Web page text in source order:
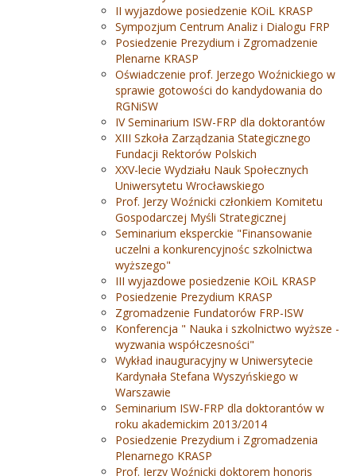
II wyjazdowe posiedzenie KOiL KRASP
Sympozjum Centrum Analiz i Dialogu FRP
Posiedzenie Prezydium i Zgromadzenie
Plenarne KRASP
Oświadczenie prof. Jerzego Woźnickiego w
sprawie gotowości do kandydowania do
RGNiSW
IV Seminarium ISW-FRP dla doktorantów
XIII Szkoła Zarządzania Stategicznego
Fundacji Rektorów Polskich
XXV-lecie Wydziału Nauk Społecznych
Uniwersytetu Wrocławskiego
Prof. Jerzy Woźnicki członkiem Komitetu
Gospodarczej Myśli Strategicznej
Seminarium eksperckie "Finansowanie
uczelni a konkurencyjnośc szkolnictwa
wyższego"
III wyjazdowe posiedzenie KOiL KRASP
Posiedzenie Prezydium KRASP
Zgromadzenie Fundatorów FRP-ISW
Konferencja " Nauka i szkolnictwo wyższe -
wyzwania współczesności"
Wykład inauguracyjny w Uniwersytecie
Kardynała Stefana Wyszyńskiego w
Warszawie
Seminarium ISW-FRP dla doktorantów w
roku akademickim 2013/2014
Posiedzenie Prezydium i Zgromadzenia
Plenarnego KRASP
Prof. Jerzy Woźnicki doktorem honoris